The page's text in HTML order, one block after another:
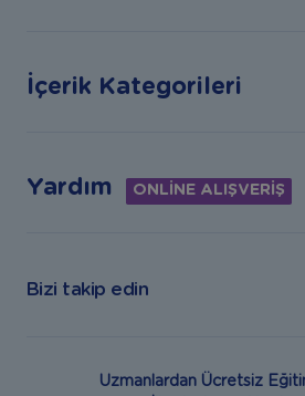
İçerik Kategorileri
Yardım ONLİNE ALIŞVERİŞ
Bizi takip edin
Uzmanlardan Ücretsiz